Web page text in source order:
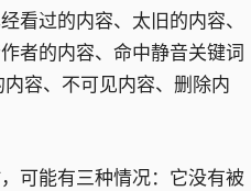
看过的内容、太旧的内容、
者的内容、命中静音关键词
容、不可见内容、删除内
可能有三种情况：它没有被